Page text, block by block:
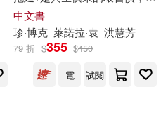
會(14)
丁昀(14)
墨刻(89)
是身不由己?【暢銷40週年紀念
版】
中文書
珍‧博克 萊諾拉‧袁 洪慧芳
79 折 $355 $450
電
試閱